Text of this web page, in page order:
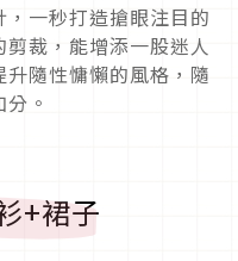
一秒打造搶眼注目的
裁，能增添一股迷人
隨性慵懶的風格，隨
。
+裙子